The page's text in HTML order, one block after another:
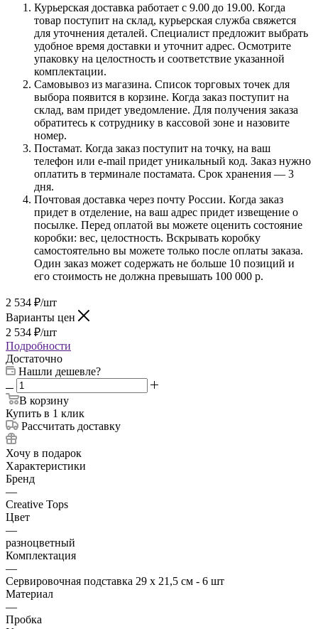
Курьерская доставка работает с 9.00 до 19.00. Когда
товар поступит на склад, курьерская служба свяжется
для уточнения деталей. Специалист предложит выбрать
удобное время доставки и уточнит адрес. Осмотрите
упаковку на целостность и соответствие указанной
комплектации.
Самовывоз из магазина. Список торговых точек для
выбора появится в корзине. Когда заказ поступит на
склад, вам придет уведомление. Для получения заказа
обратитесь к сотруднику в кассовой зоне и назовите
номер.
Постамат. Когда заказ поступит на точку, на ваш
телефон или e-mail придет уникальный код. Заказ нужно
оплатить в терминале постамата. Срок хранения — 3
дня.
Почтовая доставка через почту России. Когда заказ
придет в отделение, на ваш адрес придет извещение о
посылке. Перед оплатой вы можете оценить состояние
коробки: вес, целостность. Вскрывать коробку
самостоятельно вы можете только после оплаты заказа.
Один заказ может содержать не больше 10 позиций и
его стоимость не должна превышать 100 000 р.
2 534 ₽/шт
Варианты цен
2 534 ₽/шт
Подробности
Достаточно
Нашли дешевле?
В корзину
Купить в 1 клик
Рассчитать доставку
Хочу в подарок
Характеристики
Бренд
—
Creative Tops
Цвет
—
разноцветный
Комплектация
—
Сервировочная подставка 29 х 21,5 см - 6 шт
Материал
—
Пробка